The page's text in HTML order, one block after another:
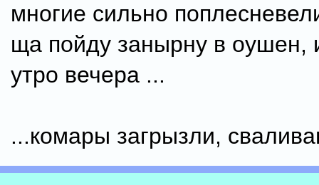
многие сильно
ща пойду занырну в оушен,
утро вечера ...
...комары загрызли,